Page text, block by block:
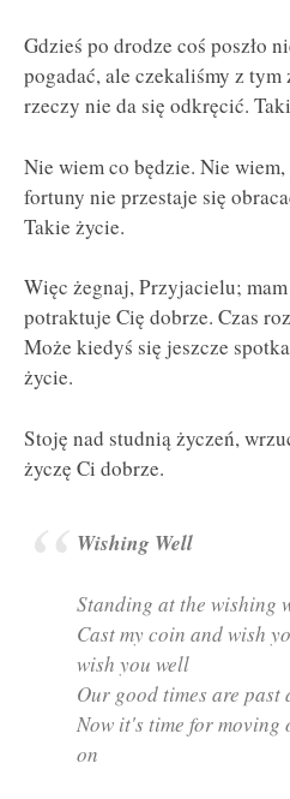
Gdzieś po drodze coś poszło
pogadać, ale czekaliśmy z tym
rzeczy nie da się odkręcić.
Nie wiem co będzie. Nie
fortuny nie przestaje się
Takie życie.
Więc żegnaj, Przyjacielu;
potraktuje Cię dobrze. Czas
Może kiedyś się jeszcze
życie.
Stoję nad studnią życzeń,
życzę Ci dobrze.
Wishing Well
Standing at the wishing
Cast my coin and wish
wish you well
Our good times are past
Now it's time for moving
on